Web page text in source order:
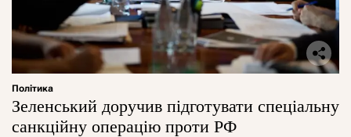
Політика
Зеленський доручив підготувати спеціальну
санкційну операцію проти РФ